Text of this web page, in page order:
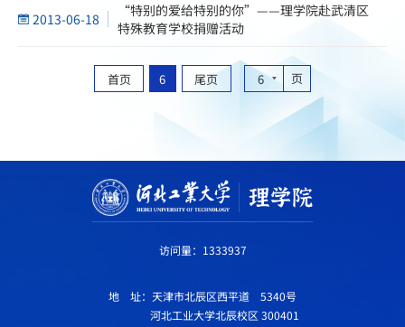
2013-06-18
“特别的爱给特别的你”——理学院赴武清区
特殊教育学校捐赠活动
首页 6 尾页 6 页
访问量： 1333937
地 址：天津市北辰区西平道 5340号
河北工业大学北辰校区 300401